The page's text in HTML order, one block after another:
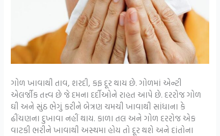
ગોળ ખાવાથી તાવ, શરદી, કફ દૂર થાય છે. ગોળમાં એન્ટી
એલર્જીક તત્ત્વ છે જે દમના દર્દીઓને રાહત આપે છે. દરરોજ ગોળ
ઘી અને સુંઠ ભેગું કરીને બેત્રણ ચમચી ખાવાથી સાંધાના કે
ઢીંચણના દુખાવા નહીં થાય. કાળા તલ અને ગોળ દરરોજ એક
વાટકી ભરીને ખાવાથી અસ્થમા હોય તો દૂર થશે અને દાંતોના